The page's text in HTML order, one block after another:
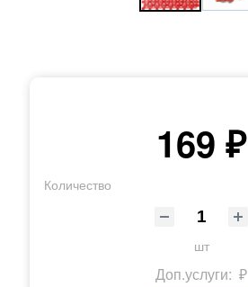
169 ₽
Количество
шт
Доп.услуги: ₽